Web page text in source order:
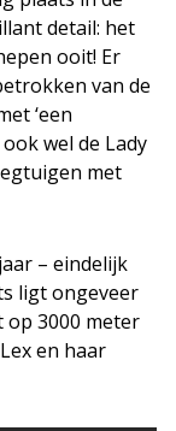
detail: het
ooit! Er
van de
‘een
ook wel de Lady
met
– eindelijk
ligt ongeveer
op 3000 meter
en haar